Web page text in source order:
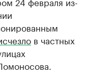
в частных